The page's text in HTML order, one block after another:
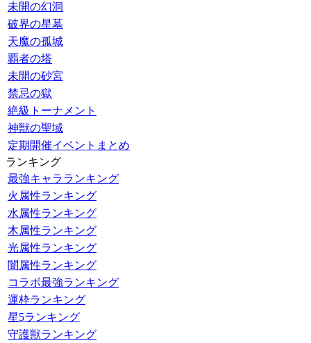
未開の幻洞
破界の星墓
天魔の孤城
覇者の塔
未開の砂宮
禁忌の獄
絶級トーナメント
神獣の聖域
定期開催イベントまとめ
ランキング
最強キャラランキング
火属性ランキング
水属性ランキング
木属性ランキング
光属性ランキング
闇属性ランキング
コラボ最強ランキング
運枠ランキング
星5ランキング
守護獣ランキング